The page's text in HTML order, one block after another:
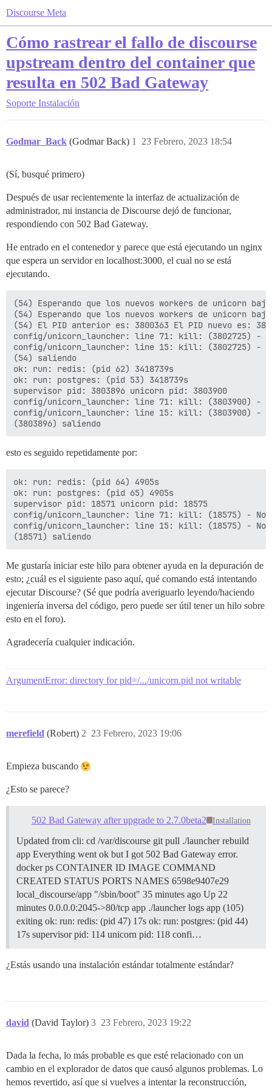
Discourse Meta
Cómo rastrear el fallo de discourse
upstream dentro del container que
resulta en 502 Bad Gateway
Soporte Instalación
Godmar_Back (Godmar Back) 23 Febrero, 2023 18:54
1
(Sí, busqué primero)
Después de usar recientemente la interfaz de actualización de
administrador, mi instancia de Discourse dejó de funcionar,
respondiendo con 502 Bad Gateway.
He entrado en el contenedor y parece que está ejecutando un nginx
que espera un servidor en localhost:3000, el cual no se está
ejecutando.
(54) Esperando que los nuevos workers de unicorn
(54) Esperando que los nuevos workers de unicorn
(54) El PID anterior es: 3800363 El PID nuevo es:
config/unicorn_launcher: line 71: kill: (3802725) -
config/unicorn_launcher: line 15: kill: (3802725) -
(54) saliendo
ok: run: redis: (pid 62) 3418739s
ok: run: postgres: (pid 53) 3418739s
supervisor pid: 3803896 unicorn pid: 3803900
config/unicorn_launcher: line 71: kill: (3803900) -
config/unicorn_launcher: line 15: kill: (3803900) -
esto es seguido repetidamente por:
ok: run: redis: (pid 64) 4905s
ok: run: postgres: (pid 65) 4905s
supervisor pid: 18571 unicorn pid: 18575
config/unicorn_launcher: line 71: kill: (18575) - No
config/unicorn_launcher: line 15: kill: (18575) - No
Me gustaría iniciar este hilo para obtener ayuda en la depuración de
esto; ¿cuál es el siguiente paso aquí, qué comando está intentando
ejecutar Discourse? (Sé que podría averiguarlo leyendo/haciendo
ingeniería inversa del código, pero puede ser útil tener un hilo sobre
esto en el foro).
Agradecería cualquier indicación.
ArgumentError: directory for pid=/.../unicorn.pid not writable
merefield (Robert) 23 Febrero, 2023 19:06
2
Empieza buscando
¿Esto se parece?
502 Bad Gateway after upgrade to 2.7.0beta2 Installation
Updated from cli: cd /var/discourse git pull ./launcher rebuild
app Everything went ok but I got 502 Bad Gateway error.
docker ps CONTAINER ID IMAGE COMMAND
CREATED STATUS PORTS NAMES 6598e9407e29
local_discourse/app "/sbin/boot" 35 minutes ago Up 22
minutes 0.0.0.0:2045->80/tcp app ./launcher logs app (105)
exiting ok: run: redis: (pid 47) 17s ok: run: postgres: (pid 44)
17s supervisor pid: 114 unicorn pid: 118 confi…
¿Estás usando una instalación estándar totalmente estándar?
david (David Taylor) 23 Febrero, 2023 19:22
3
Dada la fecha, lo más probable es que esté relacionado con un
cambio en el explorador de datos que causó algunos problemas. Lo
hemos revertido, así que si vuelves a intentar la reconstrucción,